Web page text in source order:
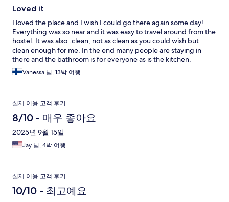
Loved it
I loved the place and I wish I could go there again some day!
Everything was so near and it was easy to travel around from the
hostel. It was also..clean, not as clean as you could wish but
clean enough for me. In the end many people are staying in
there and the bathroom is for everyone as is the kitchen.
Vanessa 님, 13박 여행
실제 이용 고객 후기
8/10 - 매우 좋아요
2025년 9월 15일
Jay 님, 4박 여행
실제 이용 고객 후기
10/10 - 최고예요